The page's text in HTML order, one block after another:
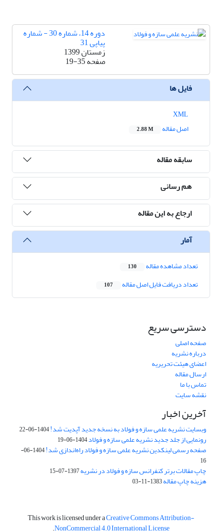
دوره 14، شماره 30 - شماره
پیاپی 31
زمستان 1399
صفحه19-35
فایل ها
اصل مقاله
2.88 M
سابقه مقاله
هم رسانی
ارجاع به این مقاله
آمار
تعداد مشاهده مقاله 130
تعداد دریافت فایل اصل مقاله 107
دسترسی سریع
صفحه اصلی
درباره نشریه
اعضای هیئت تحریریه
ارسال مقاله
تماس با ما
نقشه سایت
آخرین اخبار
وبسایت نشریه علمی سازه و فولاد به نسخه جدید آپدیت شد!1404-06-22
رونمایی از جلد جدید نشریه علمی سازه و فولاد1404-06-19
صفحه رسمی لینکدین نشریه علمی سازه و فولاد راه‌اندازی شد!
1404-06-
16
چاپ مقالات برتر کنفرانس سازه و فولاد در نشریه1397-07-15
هزینه چاپ مقاله1383-11-03
This work is licensed under aCreative Commons Attribution-
NonCommercial 4.0 International License
.